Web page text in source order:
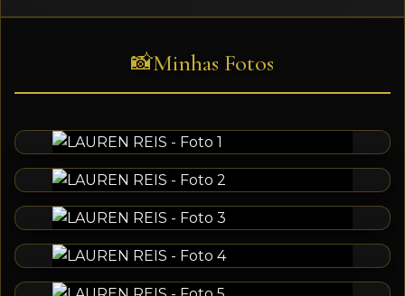
📸Minhas Fotos